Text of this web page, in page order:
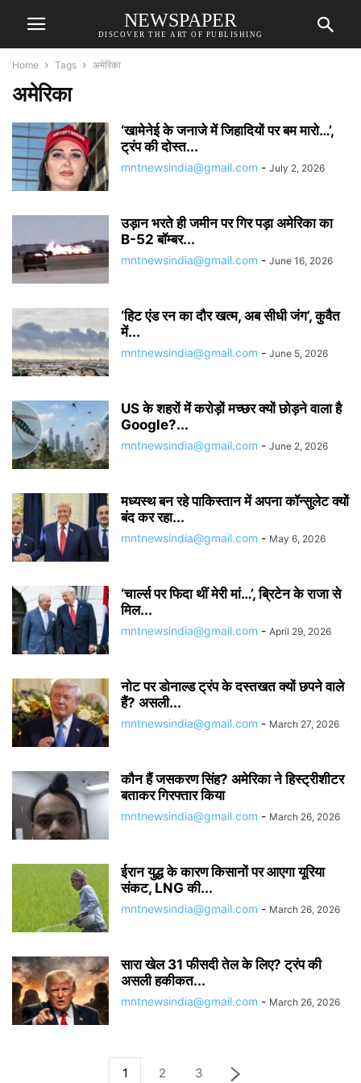
NEWSPAPER
DISCOVER THE ART OF PUBLISHING
Home Tags अमेरिका
अमेरिका
‘खामेनेई के जनाजे में जिहादियों पर बम मारो…’,
ट्रंप की दोस्त...
mntnewsindia@gmail.com - July 2, 2026
उड़ान भरते ही जमीन पर गिर पड़ा अमेरिका का
B-52 बॉम्बर...
mntnewsindia@gmail.com - June 16, 2026
‘हिट एंड रन का दौर खत्म, अब सीधी जंग’, कुवैत
में...
mntnewsindia@gmail.com - June 5, 2026
US के शहरों में करोड़ों मच्छर क्यों छोड़ने वाला है
Google?...
mntnewsindia@gmail.com - June 2, 2026
मध्यस्थ बन रहे पाकिस्तान में अपना कॉन्सुलेट क्यों
बंद कर रहा...
mntnewsindia@gmail.com - May 6, 2026
‘चार्ल्स पर फिदा थीं मेरी मां…’, ब्रिटेन के राजा से
मिल...
mntnewsindia@gmail.com - April 29, 2026
नोट पर डोनाल्ड ट्रंप के दस्तखत क्यों छपने वाले
हैं? असली...
mntnewsindia@gmail.com - March 27, 2026
कौन हैं जसकरण सिंह? अमेरिका ने हिस्ट्रीशीटर
बताकर गिरफ्तार किया
mntnewsindia@gmail.com - March 26, 2026
ईरान युद्ध के कारण किसानों पर आएगा यूरिया
संकट, LNG की...
mntnewsindia@gmail.com - March 26, 2026
सारा खेल 31 फीसदी तेल के लिए? ट्रंप की
असली हकीकत...
mntnewsindia@gmail.com - March 26, 2026
1 2 3